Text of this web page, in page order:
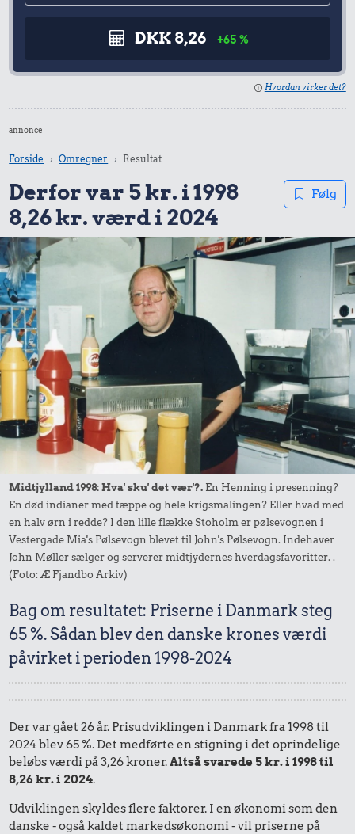
DKK 8,26 +65 %
Hvordan virker det?
annonce
Forside Omregner Resultat
Derfor var 5 kr. i 1998
8,26 kr. værd i 2024
Følg
Midtjylland 1998: Hva' sku' det vær'?. En Henning i presenning?
En død indianer med tæppe og hele krigsmalingen? Eller hvad med
en halv ørn i redde? I den lille flække Stoholm er pølsevognen i
Vestergade Mia's Pølsevogn blevet til John's Pølsevogn. Indehaver
John Møller sælger og serverer midtjydernes hverdagsfavoritter. .
(Foto: Æ Fjandbo Arkiv)
Bag om resultatet: Priserne i Danmark steg
65 %. Sådan blev den danske krones værdi
påvirket i perioden 1998-2024
Der var gået 26 år. Prisudviklingen i Danmark fra 1998 til
2024 blev 65 %. Det medførte en stigning i det oprindelige
beløbs værdi på 3,26 kroner.Altså svarede 5 kr. i 1998 til
8,26 kr. i 2024.
Udviklingen skyldes flere faktorer. I en økonomi som den
danske - også kaldet markedsøkonomi - vil priserne på